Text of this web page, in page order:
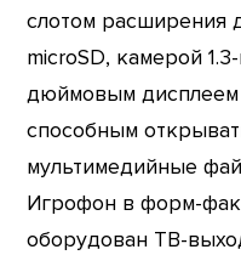
слотом расширения
microSD, камерой
дюймовым
способным
мультимедийные
Игрофон в форм-
оборудован ТВ-